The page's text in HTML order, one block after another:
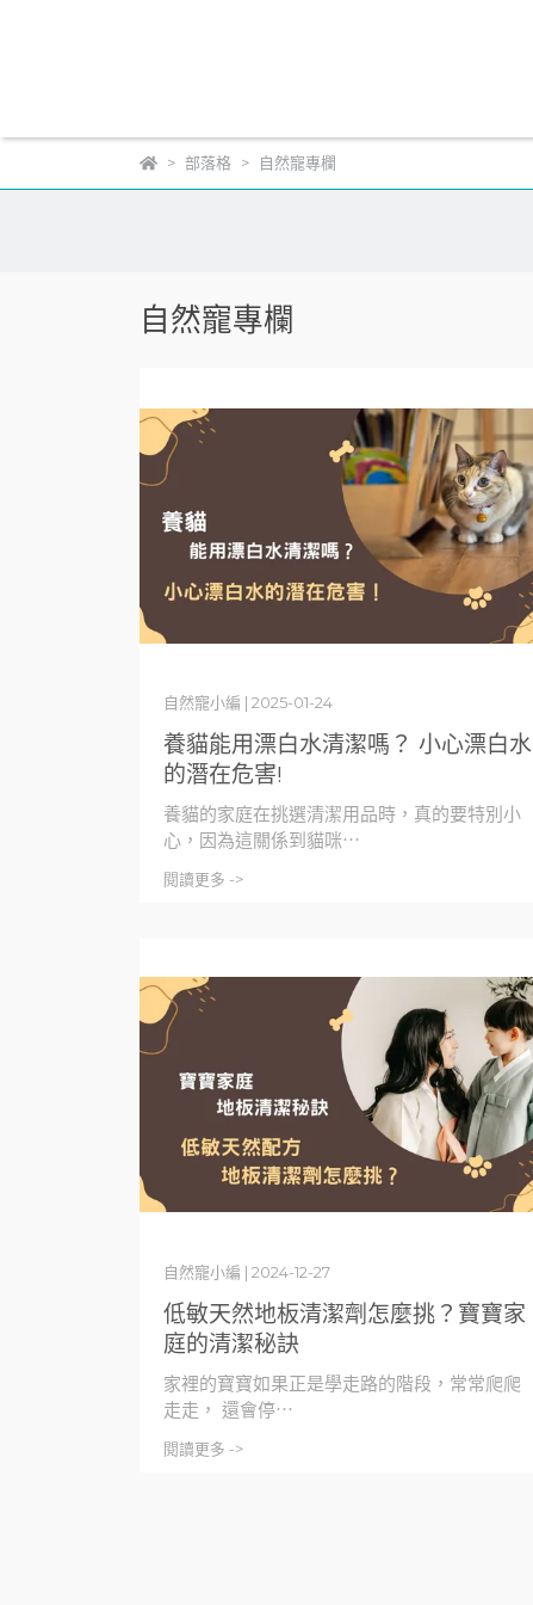
部落格 自然寵專欄
自然寵專欄
養貓能用漂白水清潔嗎？ 小心漂白水
的潛在危害!
自然寵小編 | 2025-01-24
養貓的家庭在挑選清潔用品時，真的要特別小
心，因為這關係到貓咪⋯
閱讀更多 ->
低敏天然地板清潔劑怎麼挑？寶寶家
庭的清潔秘訣
自然寵小編 | 2024-12-27
家裡的寶寶如果正是學走路的階段，常常爬爬
走走， 還會停⋯
閱讀更多 ->